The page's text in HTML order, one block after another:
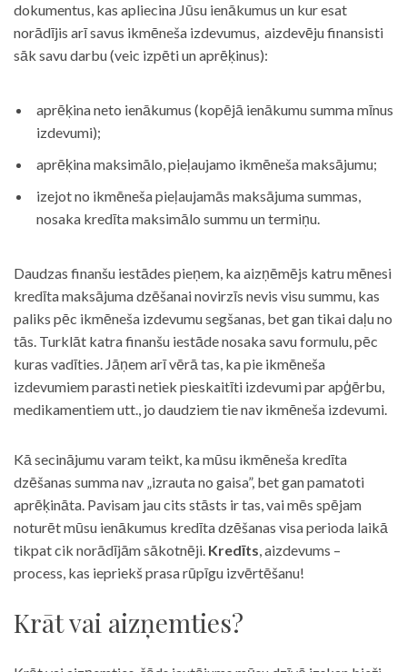
dokumentus, kas apliecina Jūsu ienākumus un kur esat
norādījis arī savus ikmēneša izdevumus, aizdevēju finansisti
sāk savu darbu (veic izpēti un aprēķinus):
aprēķina neto ienākumus (kopējā ienākumu summa mīnus
izdevumi);
aprēķina maksimālo, pieļaujamo ikmēneša maksājumu;
izejot no ikmēneša pieļaujamās maksājuma summas,
nosaka kredīta maksimālo summu un termiņu.
Daudzas finanšu iestādes pieņem, ka aizņēmējs katru mēnesi
kredīta maksājuma dzēšanai novirzīs nevis visu summu, kas
paliks pēc ikmēneša izdevumu segšanas, bet gan tikai daļu no
tās. Turklāt katra finanšu iestāde nosaka savu formulu, pēc
kuras vadīties. Jāņem arī vērā tas, ka pie ikmēneša
izdevumiem parasti netiek pieskaitīti izdevumi par apģērbu,
medikamentiem utt., jo daudziem tie nav ikmēneša izdevumi.
Kā secinājumu varam teikt, ka mūsu ikmēneša kredīta
dzēšanas summa nav „izrauta no gaisa”, bet gan pamatoti
aprēķināta. Pavisam jau cits stāsts ir tas, vai mēs spējam
noturēt mūsu ienākumus kredīta dzēšanas visa perioda laikā
tikpat cik norādījām sākotnēji. Kredīts, aizdevums –
process, kas iepriekš prasa rūpīgu izvērtēšanu!
Krāt vai aizņemties?